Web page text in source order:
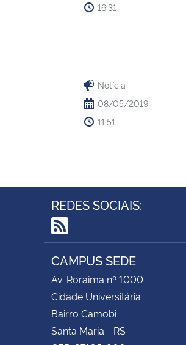
16:31
Notícia
08/05/2019
11:51
REDES SOCIAIS:
RSS
CAMPUS SEDE
Av. Roraima nº 1000
Cidade Universitária
Bairro Camobi
Santa Maria - RS